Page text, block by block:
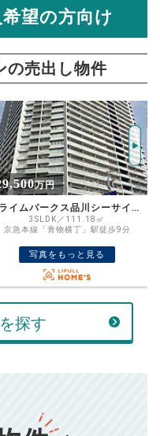
万円
年
%
万円
万円
ン計算結果
万円
額や希望売却価
もおすすめ◎
望の方向け
の売出し物件
万円
目黒プラザ 4階
3LDK／58.42㎡
JR山手線「目黒」駅徒歩5分
写真をもっと見る
探す